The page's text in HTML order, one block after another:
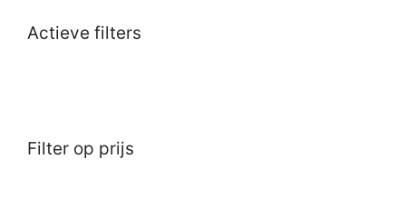
Actieve filters
Filter op prijs